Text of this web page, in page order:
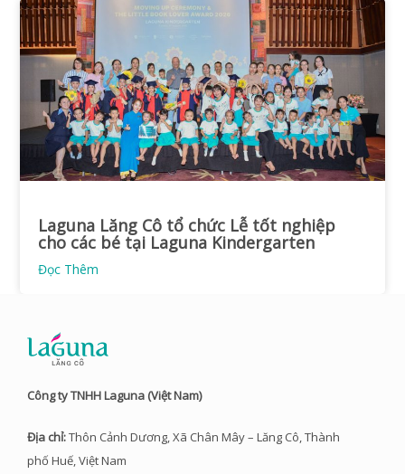
Laguna Lăng Cô tổ chức Lễ tốt nghiệp
cho các bé tại Laguna Kindergarten
Đọc Thêm
Công ty TNHH Laguna (Việt Nam)
Địa chỉ:Thôn Cảnh Dương, Xã Chân Mây – Lăng Cô, Thành
phố Huế, Việt Nam